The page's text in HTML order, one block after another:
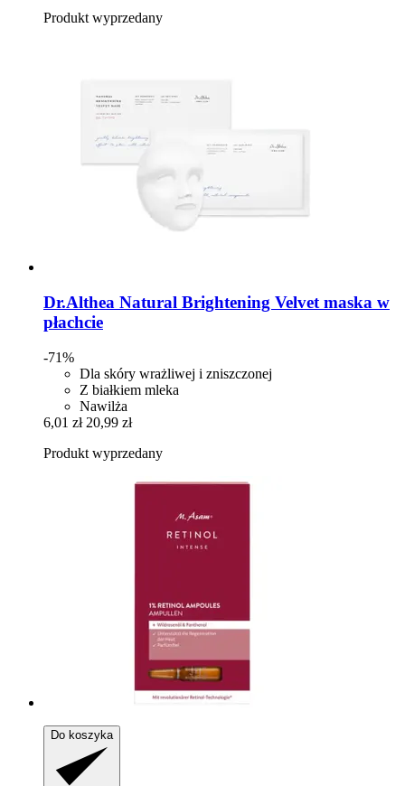
Produkt wyprzedany
Dr.Althea Natural Brightening Velvet maska w
płachcie
-71%
Dla skóry wrażliwej i zniszczonej
Z białkiem mleka
Nawilża
6,01 zł 20,99 zł
Produkt wyprzedany
Do koszyka